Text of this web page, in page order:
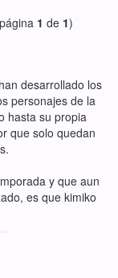
1 de 1)
desarrollado los
personajes de la
hasta su propia
que solo quedan
y que aun
es que kimiko